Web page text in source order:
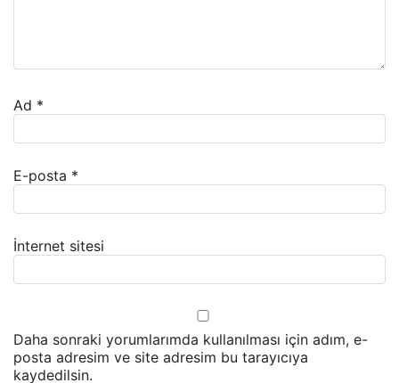
Ad *
E-posta *
İnternet sitesi
Daha sonraki yorumlarımda kullanılması için adım, e-
posta adresim ve site adresim bu tarayıcıya
kaydedilsin.